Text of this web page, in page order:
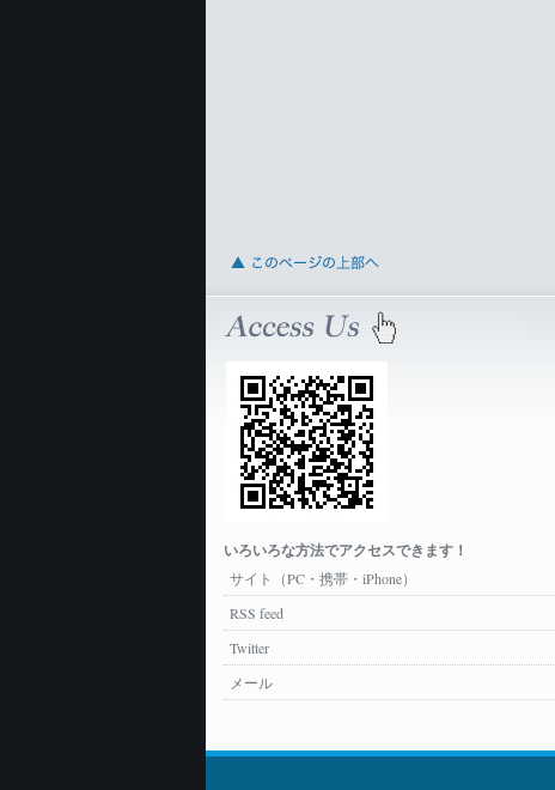
いろいろな方法でアクセスできます！
サイト（PC・携帯・iPhone）
RSS feed
Twitter
メール